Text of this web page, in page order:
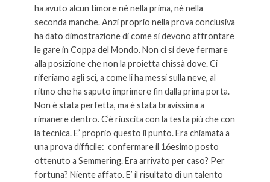
ha avuto alcun timore nè nella prima, nè nella
seconda manche. Anzi proprio nella prova conclusiva
ha dato dimostrazione di come si devono affrontare
le gare in Coppa del Mondo. Non ci si deve fermare
alla posizione che non la proietta chissà dove. Ci
riferiamo agli sci, a come li ha messi sulla neve, al
ritmo che ha saputo imprimere fin dalla prima porta.
Non è stata perfetta, ma è stata bravissima a
rimanere dentro. C’è riuscita con la testa più che con
la tecnica. E’ proprio questo il punto. Era chiamata a
una prova difficile: confermare il 16esimo posto
ottenuto a Semmering. Era arrivato per caso? Per
fortuna? Niente affato. E’ il risultato di un talento